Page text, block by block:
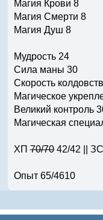
Магия Крови 8
Магия Смерти 8
Магия Душ 8
Мудрость 24
Сила маны 30
Скорость
Магическое
Великий контроль
Магическая
ХП70/7042/42 ||
Опыт 65/4610